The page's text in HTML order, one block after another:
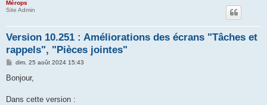
Mérops
Site Admin
Version 10.251 : Améliorations des écrans "Tâches et
rappels", "Pièces jointes"
M
s
g
dim. 25 août 2024 15:43
Bonjour,
Dans cette version :